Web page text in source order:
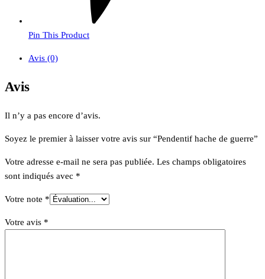
Pin This Product
Avis (0)
Avis
Il n’y a pas encore d’avis.
Soyez le premier à laisser votre avis sur “Pendentif hache de guerre”
Votre adresse e-mail ne sera pas publiée. Les champs obligatoires
sont indiqués avec *
Votre note *
Votre avis *